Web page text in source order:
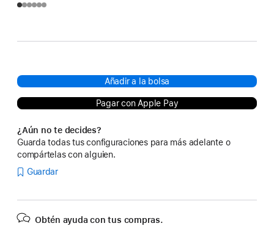
Añadir a la bolsa
Pagar con Apple Pay
¿Aún no te decides?
Guarda todas tus configuraciones para más adelante o
compártelas con alguien.
Guardar
Obtén ayuda con tus compras.